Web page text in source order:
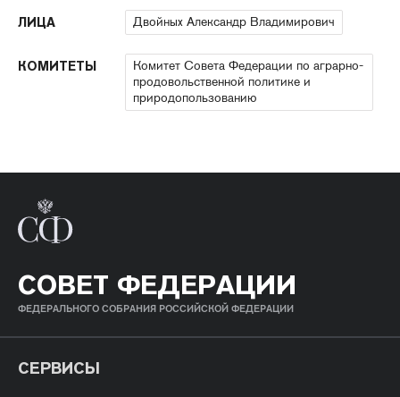
ЛИЦА Двойных Александр Владимирович
КОМИТЕТЫ
Комитет Совета Федерации по аграрно-
продовольственной политике и
природопользованию
СОВЕТ ФЕДЕРАЦИИ
ФЕДЕРАЛЬНОГО СОБРАНИЯ РОССИЙСКОЙ ФЕДЕРАЦИИ
СЕРВИСЫ